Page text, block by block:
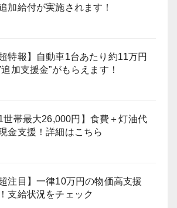
加給付が実施されます！
超特報】自動車1台あたり約11万円
追加支援金”がもらえます！
1世帯最大26,000円】食費＋灯油代
金支援！詳細はこちら
超注目】一律10万円の物価高支援
支給状況をチェック